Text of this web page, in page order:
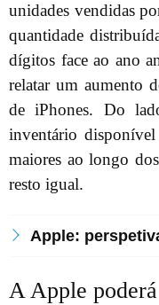
unidades vendidas
quantidade
dígitos face ao ano
relatar um aumento
de iPhones. Do
inventário disponível
maiores ao longo
resto igual.
Apple:
A Apple